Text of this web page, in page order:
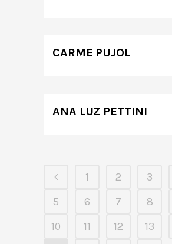
CARME PUJOL
ANA LUZ PETTINI
1 2 3
5
6 7 8
10
11 12 13